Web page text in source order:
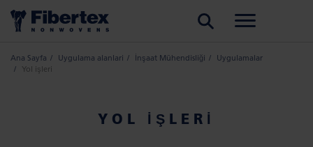
Ana Sayfa Uygulama alanlari İnşaat Mühendisliği
Uygulamalar
Yol işleri
YOL IŞLERI